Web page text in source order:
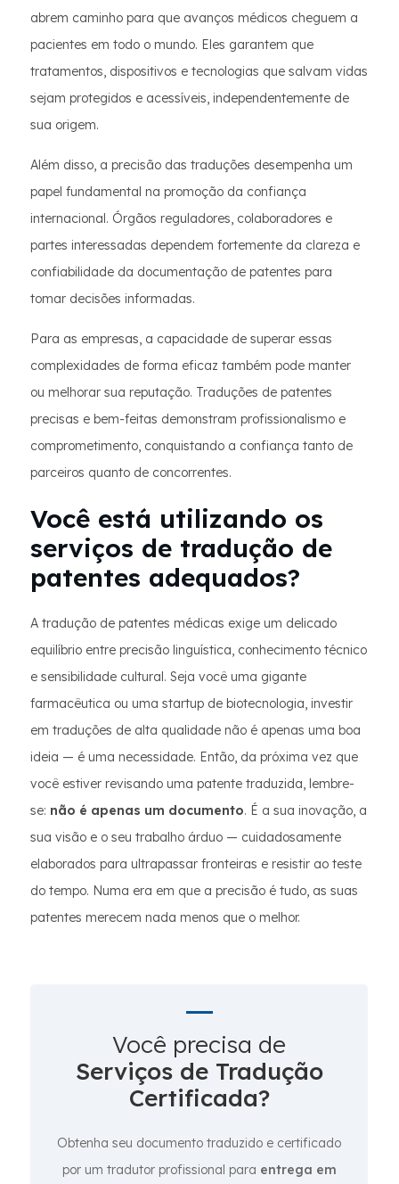
abrem caminho para que avanços médicos cheguem a
pacientes em todo o mundo. Eles garantem que
tratamentos, dispositivos e tecnologias que salvam vidas
sejam protegidos e acessíveis, independentemente de
sua origem.
Além disso, a precisão das traduções desempenha um
papel fundamental na promoção da confiança
internacional. Órgãos reguladores, colaboradores e
partes interessadas dependem fortemente da clareza e
confiabilidade da documentação de patentes para
tomar decisões informadas.
Para as empresas, a capacidade de superar essas
complexidades de forma eficaz também pode manter
ou melhorar sua reputação. Traduções de patentes
precisas e bem-feitas demonstram profissionalismo e
comprometimento, conquistando a confiança tanto de
parceiros quanto de concorrentes.
Você está utilizando os
serviços de tradução de
patentes adequados?
A tradução de patentes médicas exige um delicado
equilíbrio entre precisão linguística, conhecimento técnico
e sensibilidade cultural. Seja você uma gigante
farmacêutica ou uma startup de biotecnologia, investir
em traduções de alta qualidade não é apenas uma boa
ideia — é uma necessidade. Então, da próxima vez que
você estiver revisando uma patente traduzida, lembre-
se: não é apenas um documento. É a sua inovação, a
sua visão e o seu trabalho árduo — cuidadosamente
elaborados para ultrapassar fronteiras e resistir ao teste
do tempo. Numa era em que a precisão é tudo, as suas
patentes merecem nada menos que o melhor.
Você precisa de
Serviços de Tradução
Certificada?
Obtenha seu documento traduzido e certificado
por um tradutor profissional para entrega em